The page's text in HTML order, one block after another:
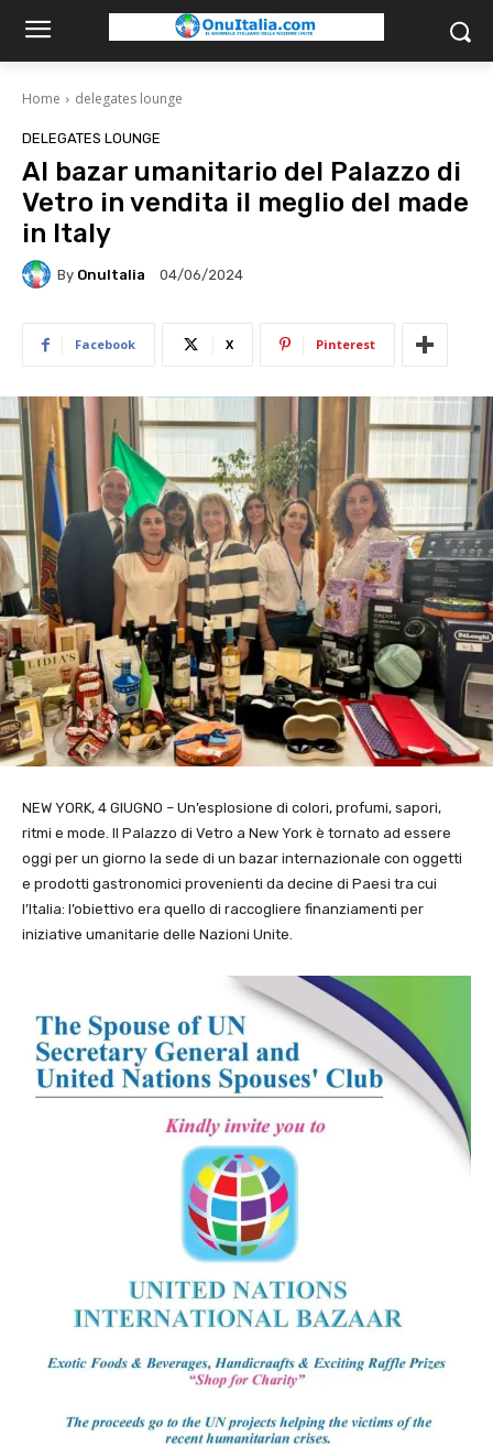
Home delegates lounge
DELEGATES LOUNGE
Al bazar umanitario del Palazzo di
Vetro in vendita il meglio del made
in Italy
By OnuItalia 04/06/2024
Facebook X Pinterest
NEW YORK, 4 GIUGNO – Un’esplosione di colori, profumi, sapori,
ritmi e mode. Il Palazzo di Vetro a New York è tornato ad essere
oggi per un giorno la sede di un bazar internazionale con oggetti
e prodotti gastronomici provenienti da decine di Paesi tra cui
l’Italia: l’obiettivo era quello di raccogliere finanziamenti per
iniziative umanitarie delle Nazioni Unite.